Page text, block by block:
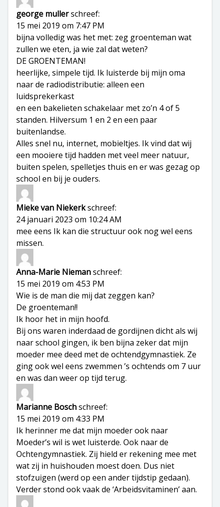
george mullerschreef:
15 mei 2019 om 7:47 PM
bijna volledig was het met: zeg groenteman wat
zullen we eten, ja wie zal dat weten?
DE GROENTEMAN!
heerlijke, simpele tijd. Ik luisterde bij mijn oma
naar de radiodistributie: alleen een
luidsprekerkast
en een bakelieten schakelaar met zo’n 4 of 5
standen. Hilversum 1 en 2 en een paar
buitenlandse.
Alles snel nu, internet, mobieltjes. Ik vind dat wij
een mooiere tijd hadden met veel meer natuur,
buiten spelen, spelletjes thuis en er was gezag op
school en bij je ouders.
Mieke van Niekerkschreef:
24 januari 2023 om 10:24 AM
mee eens Ik kan die structuur ook nog wel eens
missen.
Anna-Marie Niemanschreef:
15 mei 2019 om 4:53 PM
Wie is de man die mij dat zeggen kan?
De groenteman!!
Ik hoor het in mijn hoofd.
Bij ons waren inderdaad de gordijnen dicht als wij
naar school gingen, ik ben bijna zeker dat mijn
moeder mee deed met de ochtendgymnastiek. Ze
ging ook wel eens zwemmen ’s ochtends om 7 uur
en was dan weer op tijd terug.
Marianne Boschschreef:
15 mei 2019 om 4:33 PM
Ik herinner me dat mijn moeder ook naar
Moeder’s wil is wet luisterde. Ook naar de
Ochtengymnastiek. Zij hield er rekening mee met
wat zij in huishouden moest doen. Dus niet
stofzuigen (werd op een ander tijdstip gedaan).
Verder stond ook vaak de ‘Arbeidsvitaminen’ aan.